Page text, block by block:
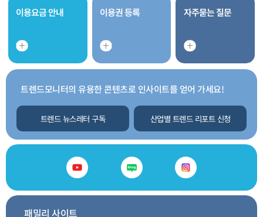
이용요금 안내 이용권 등록 자주묻는 질문
트렌드모니터의 유용한 콘텐츠로 인사이트를 얻어 가세요!
트렌드 뉴스레터 구독 산업별 트렌드 리포트 신청
패밀리 사이트